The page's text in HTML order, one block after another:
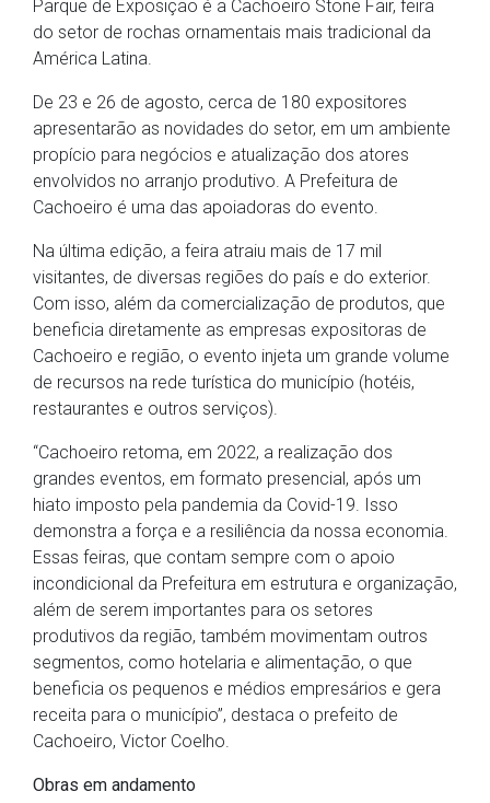
Parque de Exposição é a Cachoeiro Stone Fair, feira
do setor de rochas ornamentais mais tradicional da
América Latina.
De 23 e 26 de agosto, cerca de 180 expositores
apresentarão as novidades do setor, em um ambiente
propício para negócios e atualização dos atores
envolvidos no arranjo produtivo. A Prefeitura de
Cachoeiro é uma das apoiadoras do evento.
Na última edição, a feira atraiu mais de 17 mil
visitantes, de diversas regiões do país e do exterior.
Com isso, além da comercialização de produtos, que
beneficia diretamente as empresas expositoras de
Cachoeiro e região, o evento injeta um grande volume
de recursos na rede turística do município (hotéis,
restaurantes e outros serviços).
“Cachoeiro retoma, em 2022, a realização dos
grandes eventos, em formato presencial, após um
hiato imposto pela pandemia da Covid-19. Isso
demonstra a força e a resiliência da nossa economia.
Essas feiras, que contam sempre com o apoio
incondicional da Prefeitura em estrutura e organização,
além de serem importantes para os setores
produtivos da região, também movimentam outros
segmentos, como hotelaria e alimentação, o que
beneficia os pequenos e médios empresários e gera
receita para o município”, destaca o prefeito de
Cachoeiro, Victor Coelho.
Obras em andamento